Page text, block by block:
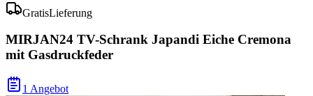
GratisLieferung
MIRJAN24 TV-Schrank Japandi Eiche Cremona
mit Gasdruckfeder
1 Angebot